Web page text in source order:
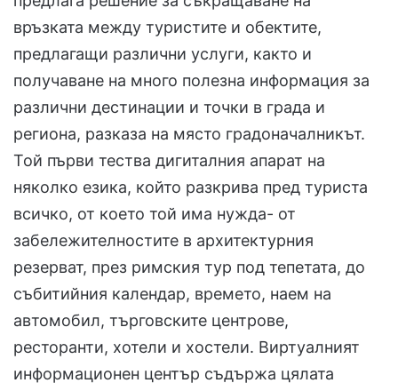
връзката между туристите и обектите,
предлагащи различни услуги, както и
получаване на много полезна информация за
различни дестинации и точки в града и
региона, разказа на място градоначалникът.
Той първи тества дигиталния апарат на
няколко езика, който разкрива пред туриста
всичко, от което той има нужда- от
забележителностите в архитектурния
резерват, през римския тур под тепетата, до
събитийния календар, времето, наем на
автомобил, търговските центрове,
ресторанти, хотели и хостели. Виртуалният
информационен център съдържа цялата